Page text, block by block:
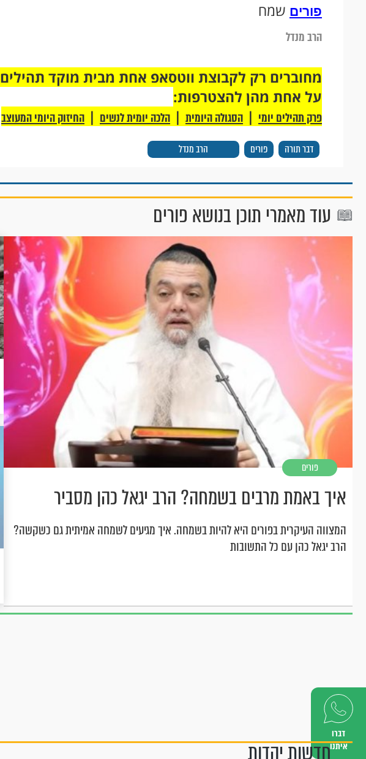
דברו
איתנו
פורים שמח
הרב מנדל
דבר תורה פורים הרב מנדל
על אחת מהן להצטרפות:
פרק תהילים יומי | הסגולה היומית | הלכה יומית לנשים | החיזוק היומי המעוצב
עוד מאמרי תוכן בנושא פורים
פורים
איך באמת מרבים בשמחה? הרב יגאל כהן מסביר
המצווה העיקרית בפורים היא להיות בשמחה. איך מגיעים לשמחה אמיתית גם כשקשה?
הרב יגאל כהן עם כל התשובות
חדשות יהדות